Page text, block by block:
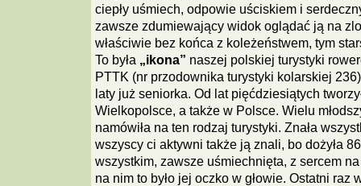
ciepły uśmiech, odpowie uściskiem i
zawsze zdumiewający widok oglądać ją na
właściwie bez końca z koleżeństwem, tym
To była
„ikona” naszej polskiej turystyki
PTTK (nr przodownika turystyki kolarskiej
laty już seniorka. Od lat pięćdziesiątych
Wielkopolsce, a także w Polsce. Wielu
namówiła na ten rodzaj turystyki. Znała
wszyscy ci aktywni także ją znali, bo dożyła
wszystkim, zawsze uśmiechnięta, z sercem
na nim to było jej oczko w głowie. Ostatni raz